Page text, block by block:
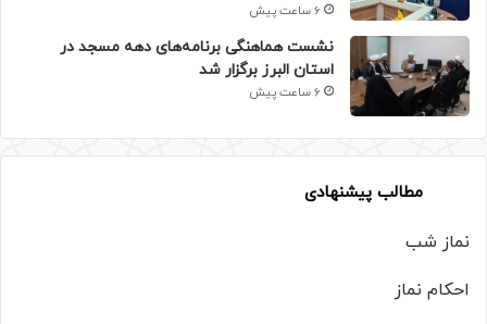
6 ساعت پیش
نشست هماهنگی برنامه‌های دهه مسجد در
استان البرز برگزار شد
6 ساعت پیش
مطالب پیشنهادی
نماز شب
احکام نماز